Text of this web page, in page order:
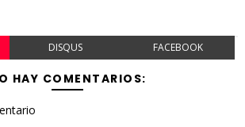
DISQUS FACEBOOK
HAY COMENTARIOS: